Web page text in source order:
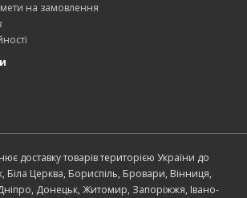
на замовлення
доставку товарів територією України до
Біла Церква, Бориспіль, Бровари, Вінниця,
Донецьк, Житомир, Запоріжжя, Івано-